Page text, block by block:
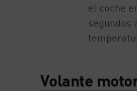
el coche
segundos
Volante